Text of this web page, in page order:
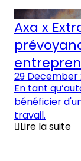
Axa x
29 December
En tant
bénéficier
travail.
Lire la suite